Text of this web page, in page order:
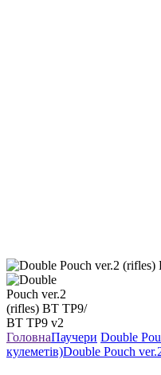
ГоловнаПаучери Double
кулеметів)Double Pouch